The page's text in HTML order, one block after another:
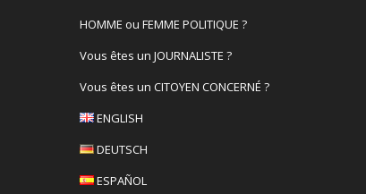
HOMME ou FEMME POLITIQUE ?
Vous êtes un JOURNALISTE ?
Vous êtes un CITOYEN CONCERNÉ ?
ENGLISH
DEUTSCH
ESPAÑOL